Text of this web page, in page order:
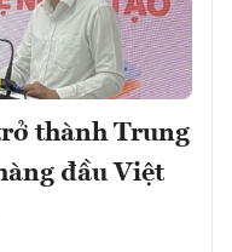
thành Trung
đầu Việt